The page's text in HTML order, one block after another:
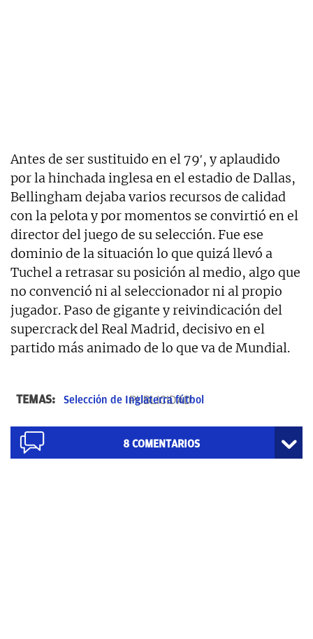
Antes de ser sustituido en el 79′, y aplaudido
por la hinchada inglesa en el estadio de Dallas,
Bellingham dejaba varios recursos de calidad
con la pelota y por momentos se convirtió en el
director del juego de su selección. Fue ese
dominio de la situación lo que quizá llevó a
Tuchel a retrasar su posición al medio, algo que
no convenció ni al seleccionador ni al propio
jugador. Paso de gigante y reivindicación del
supercrack del Real Madrid, decisivo en el
partido más animado de lo que va de Mundial.
TEMAS: Selección de Inglaterra fútbol
8 COMENTARIOS